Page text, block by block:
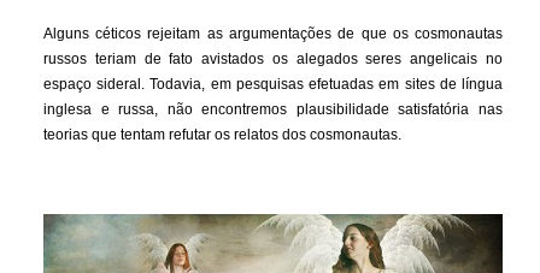
Alguns céticos rejeitam as argumentações de que os cosmonautas
russos teriam de fato avistados os alegados seres angelicais no
espaço sideral. Todavia, em pesquisas efetuadas em sites de língua
inglesa e russa, não encontremos plausibilidade satisfatória nas
teorias que tentam refutar os relatos dos cosmonautas.